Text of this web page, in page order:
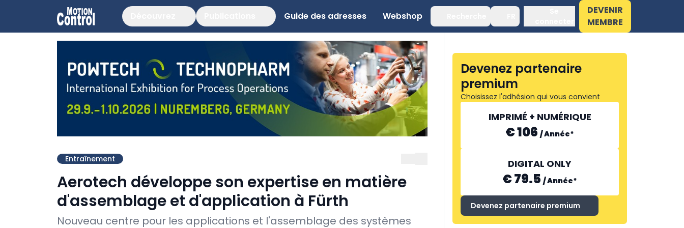
Guide des adresses Webshop
DEVENIR
MEMBRE
Entraînement
Aerotech développe son expertise en matière
d'assemblage et d'application à Fürth
Nouveau centre pour les applications et l'assemblage des systèmes
Devenez partenaire
premium
Choisissez l'adhésion qui vous convient
IMPRIMÉ + NUMÉRIQUE
€ 106 /Année*
DIGITAL ONLY
€ 79.5 /Année*
Devenez partenaire premium